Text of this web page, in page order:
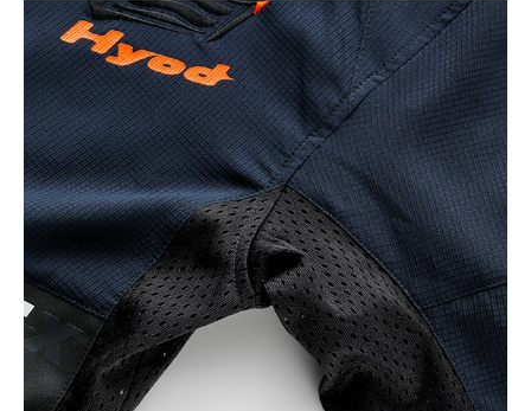
ST-X FLEX NAGARE D3O® AIR-FLOW JACは、暑い季節でも風を
感じながら走る心地よさを支える、サマーライディングに適し
たHYODのテキスタイルジャケットです。